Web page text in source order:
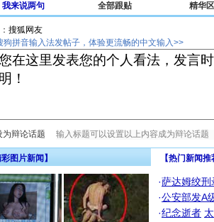
我来说两句 全部跟贴 精华区
狗拼音输入法发帖子，体验更流畅的中文输入>>
为辩论话题
彩图片新闻】 【热门新闻
·萨达姆绞刑
·公安部发A
·纪念逝者